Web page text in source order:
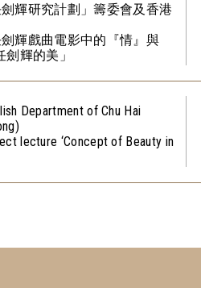
輝研究計劃」籌委會及香港
輝戲曲電影中的『情』與
劍輝的美」
Department of Chu Hai
lecture ‘Concept of Beauty in